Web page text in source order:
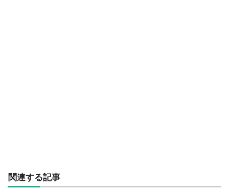
関連する記事